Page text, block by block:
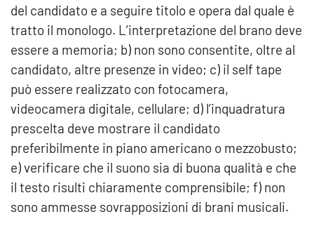
del candidato e a seguire titolo e opera dal quale è
tratto il monologo. L’interpretazione del brano deve
essere a memoria; b) non sono consentite, oltre al
candidato, altre presenze in video; c) il self tape
può essere realizzato con fotocamera,
videocamera digitale, cellulare; d) l’inquadratura
prescelta deve mostrare il candidato
preferibilmente in piano americano o mezzobusto;
e) verificare che il suono sia di buona qualità e che
il testo risulti chiaramente comprensibile; f) non
sono ammesse sovrapposizioni di brani musicali.